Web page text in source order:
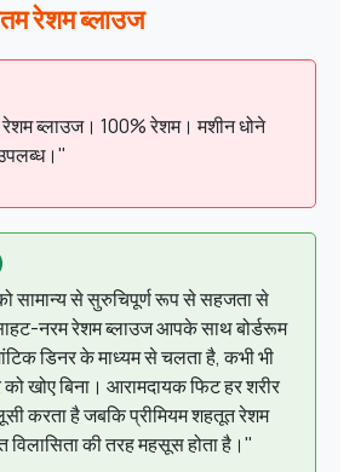
रेशम ब्लाउज
ब्लाउज। 100% रेशम। मशीन धोने
सामान्य से सुरुचिपूर्ण रूप से सहजता से
नरम रेशम ब्लाउज आपके साथ बोर्डरूम
डिनर के माध्यम से चलता है, कभी भी
खोए बिना। आरामदायक फिट हर शरीर
करता है जबकि प्रीमियम शहतूत रेशम
विलासिता की तरह महसूस होता है।"